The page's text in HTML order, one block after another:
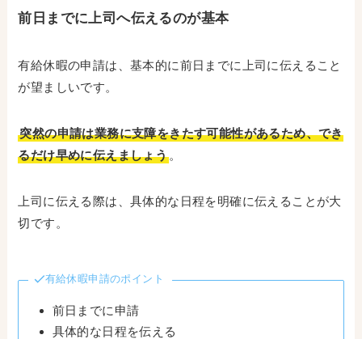
前日までに上司へ伝えるのが基本
有給休暇の申請は、基本的に前日までに上司に伝えること
が望ましいです。
突然の申請は業務に支障をきたす可能性があるため、でき
るだけ早めに伝えましょう 。
上司に伝える際は、具体的な日程を明確に伝えることが大
切です。
有給休暇申請のポイント
前日までに申請
具体的な日程を伝える